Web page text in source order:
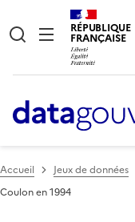
RÉPUBLIQUE
FRANÇAISE
Accueil Jeux de données
Coulon en 1994